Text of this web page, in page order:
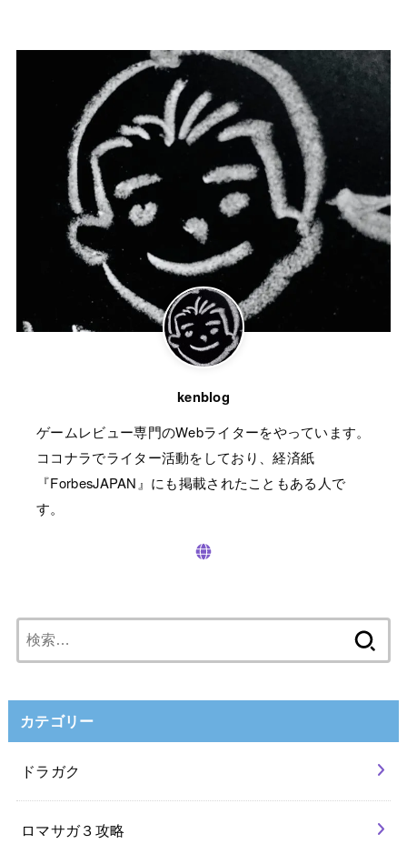
kenblog
ゲームレビュー専門のWebライターをやっています。
ココナラでライター活動をしており、経済紙
『ForbesJAPAN』にも掲載されたこともある人で
す。
索:
カテゴリー
ドラガク
ロマサガ３攻略